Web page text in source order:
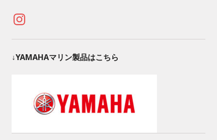
Instagram
↓YAMAHAマリン製品はこちら